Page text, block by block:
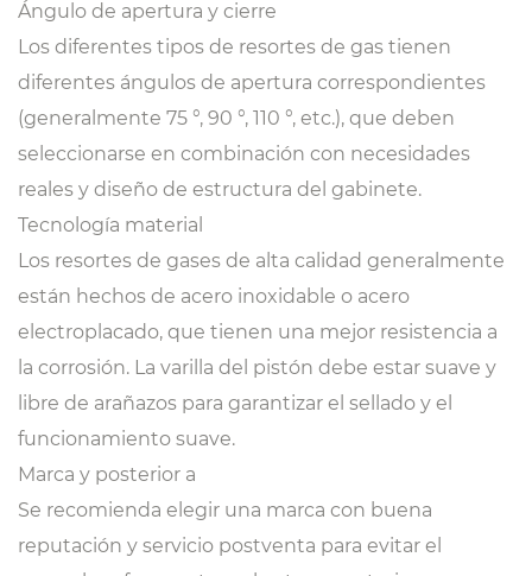
Ángulo de apertura y cierre
Los diferentes tipos de resortes de gas tienen
diferentes ángulos de apertura correspondientes
(generalmente 75 °, 90 °, 110 °, etc.), que deben
seleccionarse en combinación con necesidades
reales y diseño de estructura del gabinete.
Tecnología material
Los resortes de gases de alta calidad generalmente
están hechos de acero inoxidable o acero
electroplacado, que tienen una mejor resistencia a
la corrosión. La varilla del pistón debe estar suave y
libre de arañazos para garantizar el sellado y el
funcionamiento suave.
Marca y posterior a
Se recomienda elegir una marca con buena
reputación y servicio postventa para evitar el